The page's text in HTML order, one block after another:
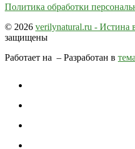
Политика обработки
© 2026 verilynatural.ru - Истина
защищены
Работает на – Разработан в